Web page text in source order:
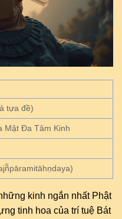
tựa đề)
Mật Đa Tâm Kinh
kinh ngắn nhất Phật
tinh hoa của trí tuệ Bát